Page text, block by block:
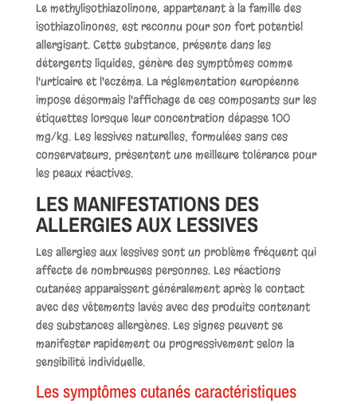
Le methylisothiazolinone, appartenant à la famille des
isothiazolinones, est reconnu pour son fort potentiel
allergisant. Cette substance, présente dans les
détergents liquides, génère des symptômes comme
l'urticaire et l'eczéma. La réglementation européenne
impose désormais l'affichage de ces composants sur les
étiquettes lorsque leur concentration dépasse 100
mg/kg. Les lessives naturelles, formulées sans ces
conservateurs, présentent une meilleure tolérance pour
les peaux réactives.
LES MANIFESTATIONS DES
ALLERGIES AUX LESSIVES
Les allergies aux lessives sont un problème fréquent qui
affecte de nombreuses personnes. Les réactions
cutanées apparaissent généralement après le contact
avec des vêtements lavés avec des produits contenant
des substances allergènes. Les signes peuvent se
manifester rapidement ou progressivement selon la
sensibilité individuelle.
Les symptômes cutanés caractéristiques